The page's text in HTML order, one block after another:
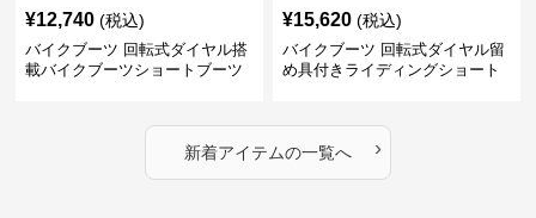
¥12,740 (税込)
バイクブーツ 回転式ダイヤル搭
載バイクブーツショートブーツ
¥15,620 (税込)
バイクブーツ 回転式ダイヤル留
め具付きライディングショート
新着アイテムの一覧へ ›